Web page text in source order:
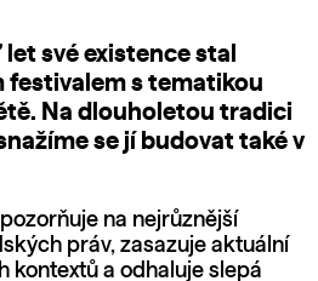
své existence stal
festivalem s tematikou
Na dlouholetou tradici
se jí budovat také v
na nejrůznější
práv, zasazuje aktuální
kontextů a odhaluje slepá